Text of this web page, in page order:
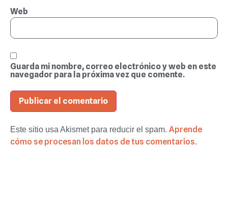
Web
Guarda mi nombre, correo electrónico y web en este
navegador para la próxima vez que comente.
Este sitio usa Akismet para reducir el spam. Aprende
cómo se procesan los datos de tus comentarios.